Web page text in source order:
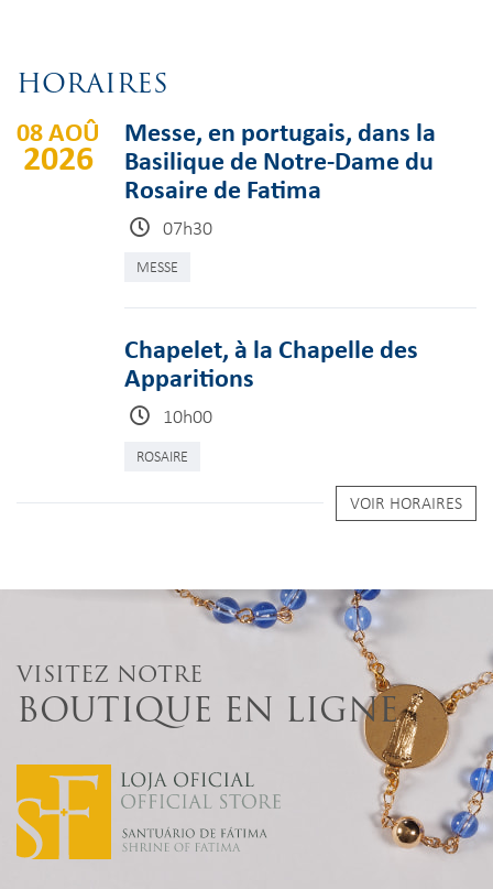
HORAIRES
08 AOÛ
2026
Messe, en portugais, dans la
Basilique de Notre-Dame du
Rosaire de Fatima
07h30
MESSE
Chapelet, à la Chapelle des
Apparitions
10h00
ROSAIRE
VOIR HORAIRES
VISITEZ NOTRE
BOUTIQUE EN LIGNE